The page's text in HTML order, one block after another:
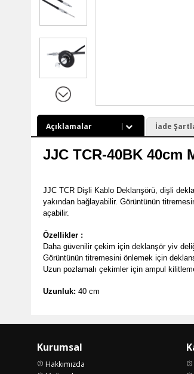
Açıklamalar İade
JJC TCR-40BK 40cm
JJC TCR Dişli Kablo Deklanşörü, dişli
yakından bağlayabilir. Görüntünün
açabilir.
Özellikler :
Daha güvenilir çekim için deklanşör yiv
Görüntünün titremesini önlemek için
Uzun pozlamalı çekimler için ampul
Uzunluk: 40 cm
Kurumsal
Hakkımızda